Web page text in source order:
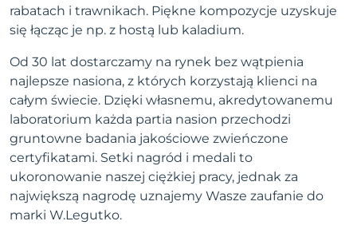
rabatach i trawnikach. Piękne kompozycje uzyskuje
się łącząc je np. z hostą lub kaladium.
Od 30 lat dostarczamy na rynek bez wątpienia
najlepsze nasiona, z których korzystają klienci na
całym świecie. Dzięki własnemu, akredytowanemu
laboratorium każda partia nasion przechodzi
gruntowne badania jakościowe zwieńczone
certyfikatami. Setki nagród i medali to
ukoronowanie naszej ciężkiej pracy, jednak za
największą nagrodę uznajemy Wasze zaufanie do
marki W.Legutko.